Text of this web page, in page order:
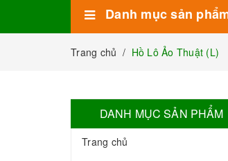
Danh mục sản
Trang chủ / Hồ Lô Ảo Thuật (L)
DANH MỤC SẢN PHẨM
Trang chủ